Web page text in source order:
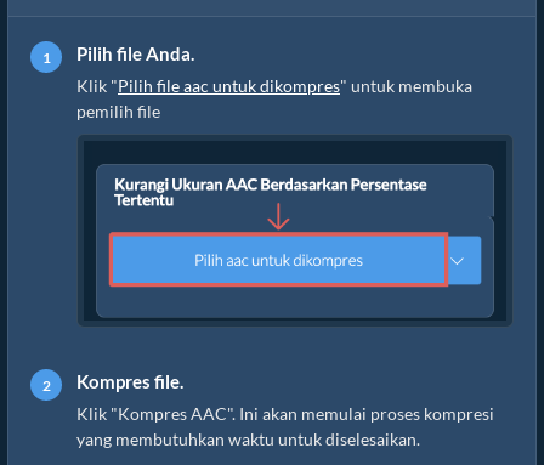
Pilih file Anda.
Klik "Pilih file aac untuk dikompres" untuk membuka
pemilih file
Kompres file.
Klik "Kompres AAC". Ini akan memulai proses kompresi
yang membutuhkan waktu untuk diselesaikan.